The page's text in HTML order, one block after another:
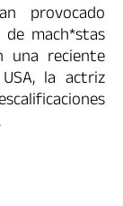
provocado
mach*stas
una reciente
la actriz